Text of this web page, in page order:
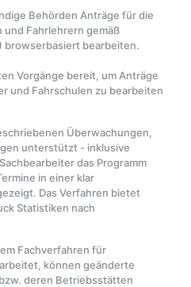
Behörden Anträge für die
und Fahrlehrern gemäß
browserbasiert bearbeiten.
Vorgänge bereit, um Anträge
und Fahrschulen zu bearbeiten
Überwachungen,
unterstützt - inklusive
das Programm
in einer klar
Das Verfahren bietet
Statistiken nach
Fachverfahren für
können geänderte
deren Betriebsstätten